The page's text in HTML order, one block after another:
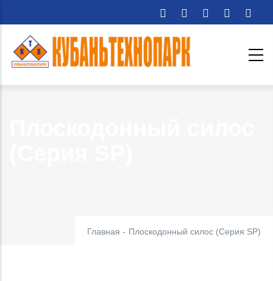
к
основному
содержанию
Главная - Плоскодонный силос (Серия SP)